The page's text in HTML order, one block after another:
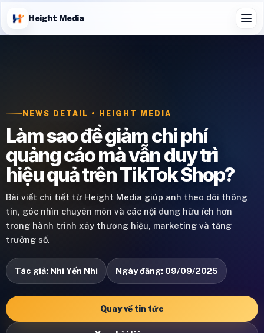
Height Media
NEWS DETAIL • HEIGHT MEDIA
Làm sao để giảm chi phí
quảng cáo mà vẫn duy trì
hiệu quả trên TikTok Shop?
Bài viết chi tiết từ Height Media giúp anh theo dõi thông
tin, góc nhìn chuyên môn và các nội dung hữu ích hơn
trong hành trình xây thương hiệu, marketing và tăng
trưởng số.
Tác giả: Nhi Yến Nhi Ngày đăng: 09/09/2025
Quay về tin tức